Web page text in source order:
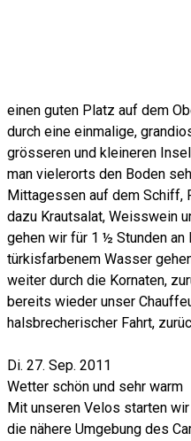
einen guten Platz auf dem
durch eine einmalige,
grösseren und kleineren
man vielerorts den Boden
Mittagessen auf dem Schiff,
dazu Krautsalat, Weisswein
gehen wir für 1 ½ Stunden an
türkisfarbenem Wasser
weiter durch die Kornaten,
bereits wieder unser
halsbrecherischer Fahrt,
Di. 27. Sep. 2011
Wetter schön und sehr warm
Mit unseren Velos starten
die nähere Umgebung des